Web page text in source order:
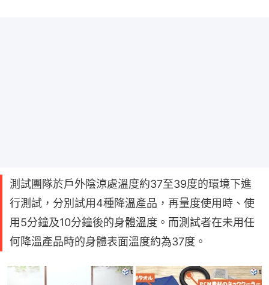
測試團隊於戶外陰涼處溫度約37至39度的環境下進
行測試，分別試用4種降溫產品，再量度使用時、使
用5分鐘及10分鐘後的身體溫度。而測試者在未用任
何降溫產品時的身體表面溫度約為37度。